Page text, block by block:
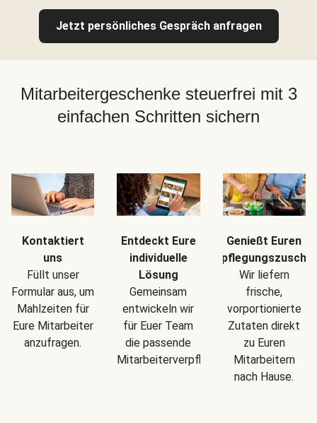
Jetzt persönliches Gespräch anfragen
Mitarbeitergeschenke steuerfrei mit 3
einfachen Schritten sichern
Kontaktiert
uns
Füllt unser
Formular aus, um
Mahlzeiten für
Eure Mitarbeiter
anzufragen.
Entdeckt Eure
individuelle
Lösung
Gemeinsam
entwickeln wir
für Euer Team
die passende
Mitarbeiterverpflegung.
Genießt Euren
Wir liefern
frische,
vorportionierte
Zutaten direkt
zu Euren
Mitarbeitern
nach Hause.